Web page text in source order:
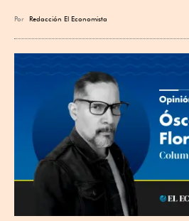
Por Redacción El Economista